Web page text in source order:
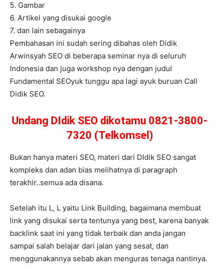
5. Gambar
6. Artikel yang disukai google
7. dan lain sebagainya
Pembahasan ini sudah sering dibahas oleh Didik
Arwinsyah SEO di beberapa seminar nya di seluruh
Indonesia dan juga workshop nya dengan judul
Fundamental SEOyuk tunggu apa lagi ayuk buruan Call
Didik SEO.
Undang DIdik SEO dikotamu 0821-3800-
7320 (Telkomsel)
Bukan hanya materi SEO, materi dari DIdik SEO sangat
kompleks dan adan bias melihatnya di paragraph
terakhir..semua ada disana.
Setelah itu L, L yaitu Link Building, bagaimana membuat
link yang disukai serta tentunya yang best, karena banyak
backlink saat ini yang tidak terbaik dan anda jangan
sampai salah belajar dari jalan yang sesat, dan
menggunakannya sebab akan menguras tenaga nantinya.